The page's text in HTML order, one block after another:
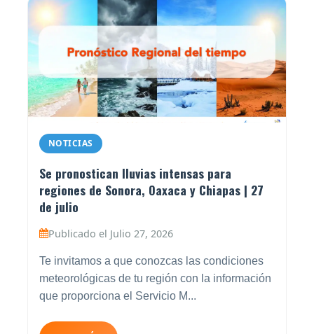
NOTICIAS
Se pronostican lluvias intensas para
regiones de Sonora, Oaxaca y Chiapas | 27
de julio
Publicado el Julio 27, 2026
Te invitamos a que conozcas las condiciones
meteorológicas de tu región con la información
que proporciona el Servicio M...